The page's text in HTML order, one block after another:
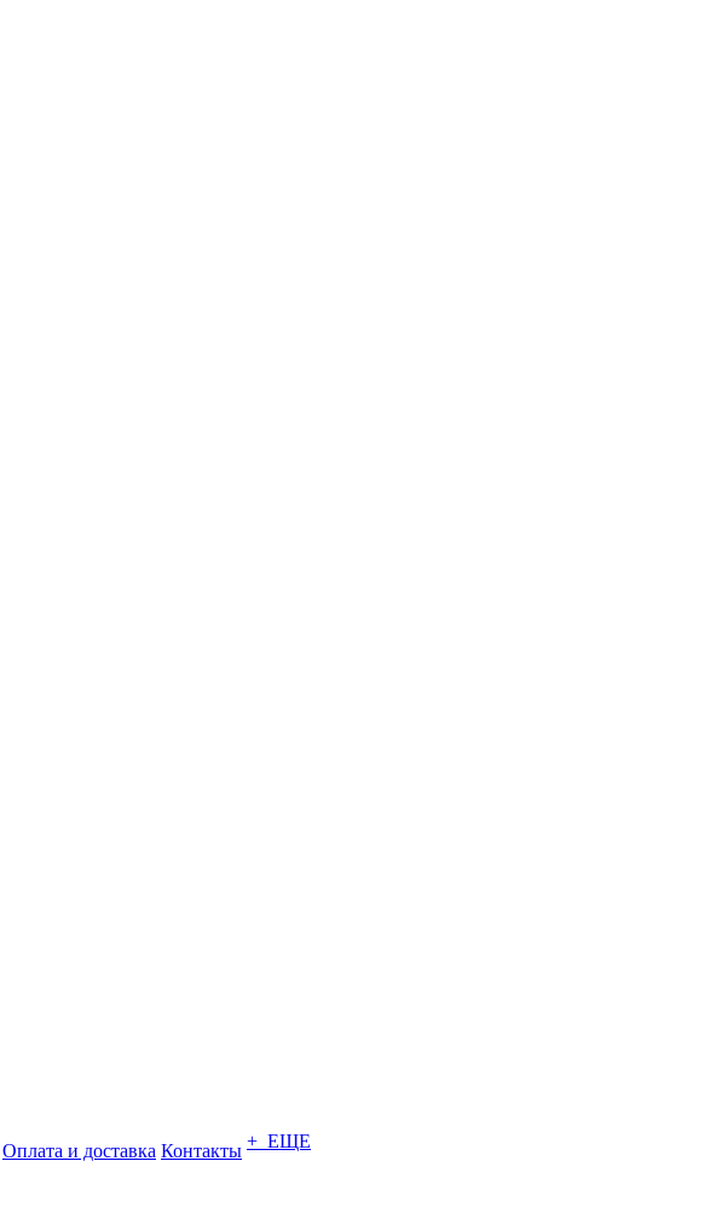
Оплата и доставка Контакты + ЕЩЕ